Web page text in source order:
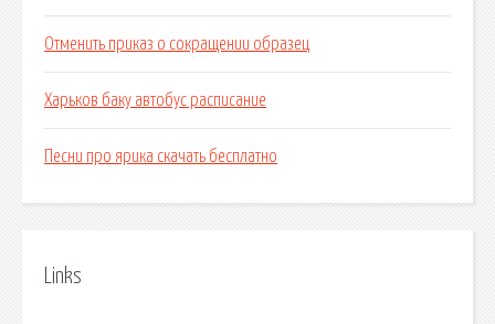
Отменить приказ о сокращении образец
Харьков баку автобус расписание
Песни про ярика скачать бесплатно
Links